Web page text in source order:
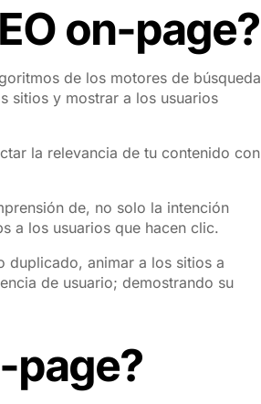
on-page?
de los motores de búsqueda
sitios y mostrar a los usuarios
la relevancia de tu contenido con
de, no solo la intención
a los usuarios que hacen clic.
duplicado, animar a los sitios a
de usuario; demostrando su
page?